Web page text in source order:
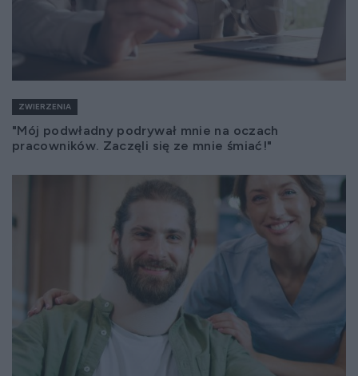
ZWIERZENIA
"Mój podwładny podrywał mnie na oczach
pracowników. Zaczęli się ze mnie śmiać!"